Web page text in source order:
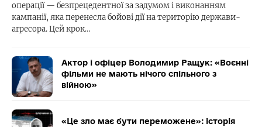
операції — безпрецедентної за задумом і виконанням
кампанії, яка перенесла бойові дії на територію держави-
агресора. Цей крок…
Актор і офіцер Володимир Ращук: «Воєнні
фільми не мають нічого спільного з
війною»
«Це зло має бути переможене»: історія